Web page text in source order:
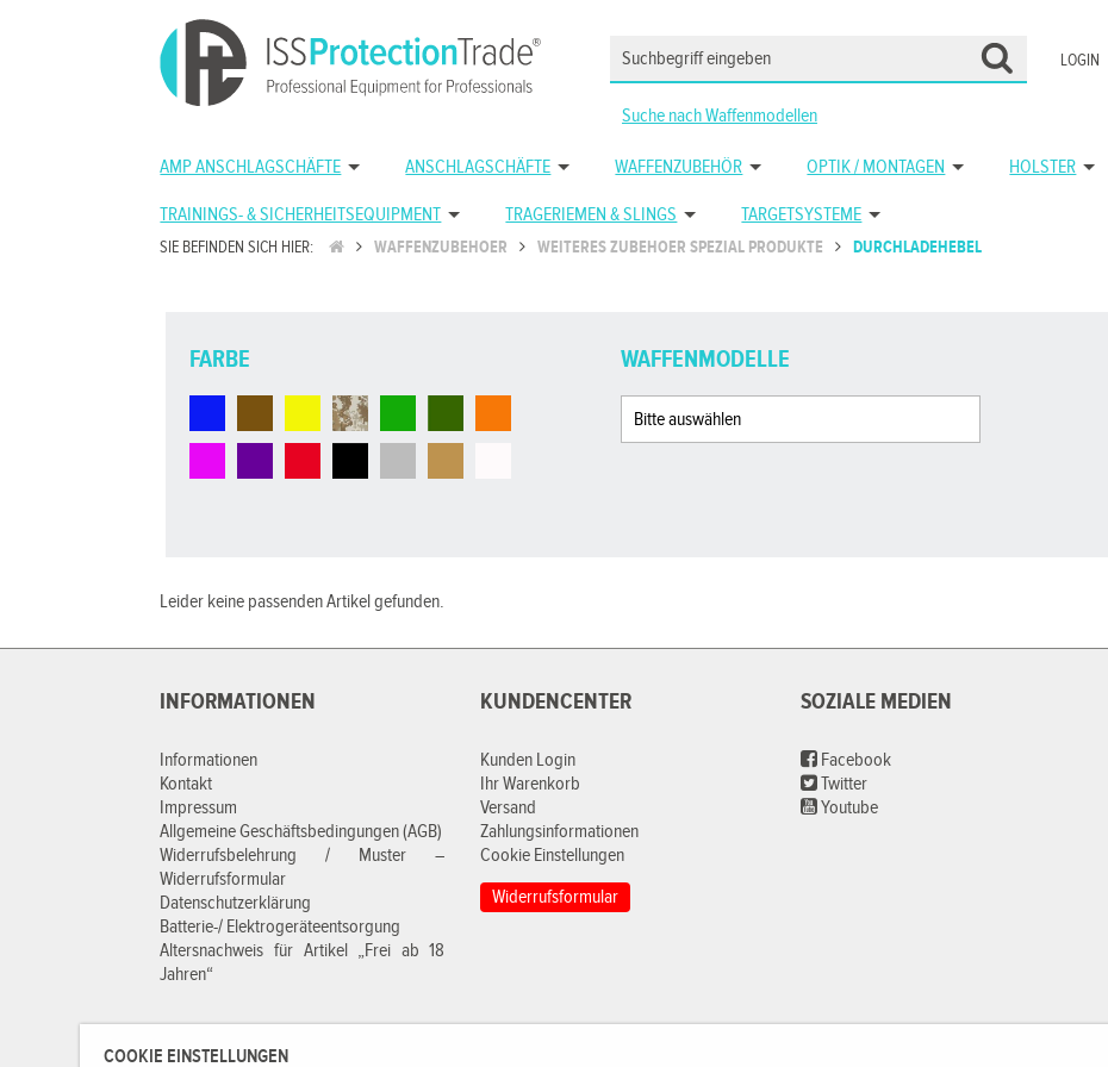
COOKIE EINSTELLUNGEN
LOGIN
Suche nach Waffenmodellen
AMP ANSCHLAGSCHÄFTE ANSCHLAGSCHÄFTE WAFFENZUBEHÖR OPTIK / MONTAGEN HOLSTER
TRAININGS- & SICHERHEITSEQUIPMENT TRAGERIEMEN & SLINGS TARGETSYSTEME
SIE BEFINDEN SICH HIER: WAFFENZUBEHOER WEITERES ZUBEHOER SPEZIAL PRODUKTE DURCHLADEHEBEL
FARBE WAFFENMODELLE
Leider keine passenden Artikel gefunden.
INFORMATIONEN
Informationen
Kontakt
Impressum
Allgemeine Geschäftsbedingungen (AGB)
Widerrufsbelehrung / Muster –
Widerrufsformular
Datenschutzerklärung
Batterie-/ Elektrogeräteentsorgung
Altersnachweis für Artikel „Frei ab 18
Jahren“
KUNDENCENTER
Kunden Login
Ihr Warenkorb
Versand
Zahlungsinformationen
Cookie Einstellungen
Widerrufsformular
SOZIALE MEDIEN
Facebook
Twitter
Youtube